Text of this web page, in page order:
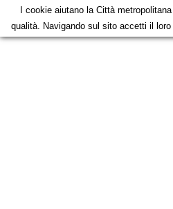
I cookie aiutano la Città
qualità. Navigando sul sito accetti il